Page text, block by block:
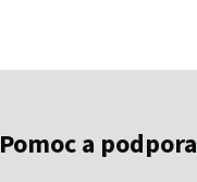
Pomoc a podpora